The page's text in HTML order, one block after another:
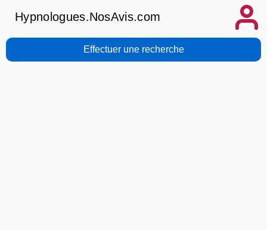
Hypnologues.NosAvis.com
Effectuer une recherche